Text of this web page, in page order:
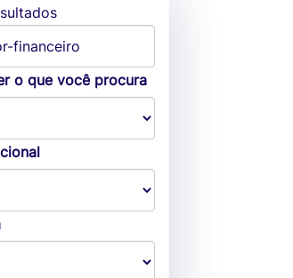
o que você procura